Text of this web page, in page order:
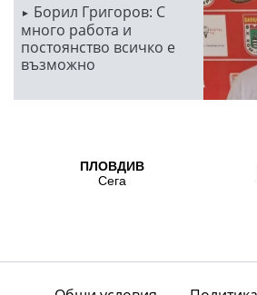
Борил Григоров: С
много работа и
постоянство всичко е
възможно